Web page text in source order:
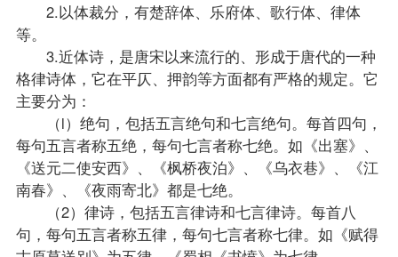
2.以体裁分，有楚辞体、乐府体、歌行体、律体
等。
3.近体诗，是唐宋以来流行的、形成于唐代的一种
格律诗体，它在平仄、押韵等方面都有严格的规定。它
主要分为：
（l）绝句，包括五言绝句和七言绝句。每首四句，
每句五言者称五绝，每句七言者称七绝。如《出塞》、
《送元二使安西》、《枫桥夜泊》、《乌衣巷》、《江
南春》、《夜雨寄北》都是七绝。
（2）律诗，包括五言律诗和七言律诗。每首八
句，每句五言者称五律，每句七言者称七律。如《赋得